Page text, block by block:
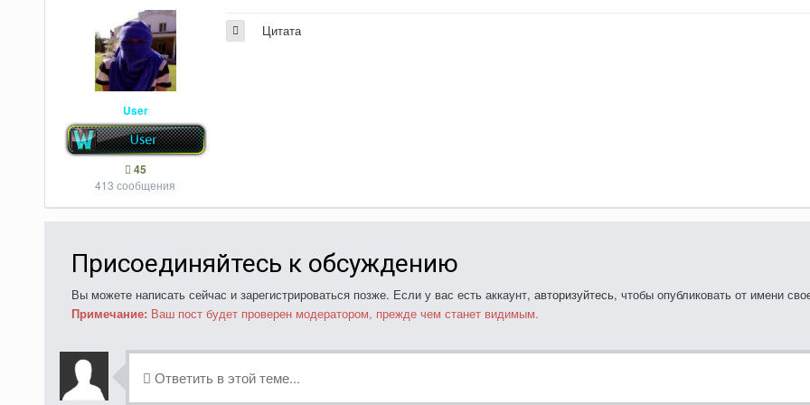
User
45
413 сообщения
Цитата
Присоединяйтесь к обсуждению
Вы можете написать сейчас и зарегистрироваться позже. Если у вас есть аккаунт, авторизуйтесь, чтобы опубликовать от имени
Примечание: Ваш пост будет проверен модератором, прежде чем станет видимым.
Ответить в этой теме...